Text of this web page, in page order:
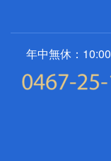
年中無休：